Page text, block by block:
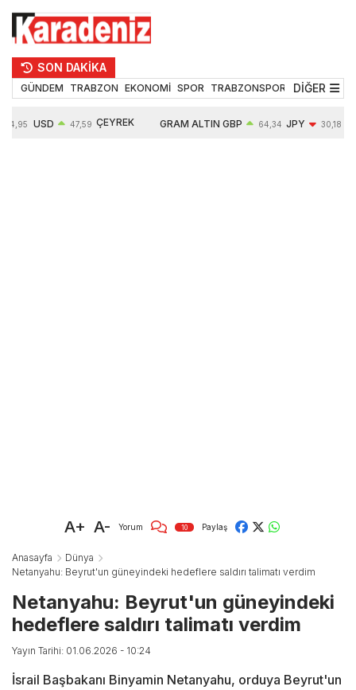
SON DAKİKA
GÜNDEM TRABZON EKONOMİ SPOR TRABZONSPOR TEKNOLOJİ
DİĞER
54,95 USD 47,59 ÇEYREK GRAM ALTIN GBP 64,34 JPY 30,18
A+ A- Yorum 10 Paylaş
Anasayfa
Dünya
Netanyahu: Beyrut'un güneyindeki hedeflere saldırı talimatı verdim
Netanyahu: Beyrut'un güneyindeki
hedeflere saldırı talimatı verdim
Yayın Tarihi: 01.06.2026 - 10:24
İsrail Başbakanı Binyamin Netanyahu, orduya Beyrut'un